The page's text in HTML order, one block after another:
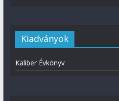
Kiadványok
Kaliber Évkönyv